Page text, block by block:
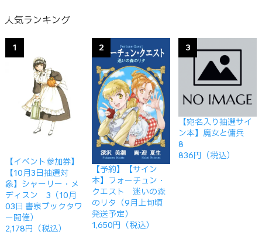
人気ランキング
1
【イベント参加券】
【10月3日抽選対
象】シャーリー・メ
ディスン 3（10月
03日 書泉ブックタワ
ー開催）
2,178円（税込）
2
【予約】【サイン
本】フォーチュン・
クエスト 迷いの森
のリタ（9月上旬頃
発送予定）
1,650円（税込）
3
【宛名入り抽選サイ
ン本】魔女と傭兵
8
836円（税込）